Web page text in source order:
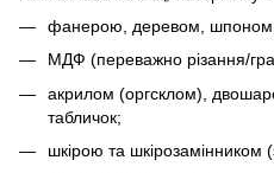
фанерою, деревом,
МДФ (переважно різання/
акрилом (оргсклом),
табличок;
шкірою та шкірозамінником